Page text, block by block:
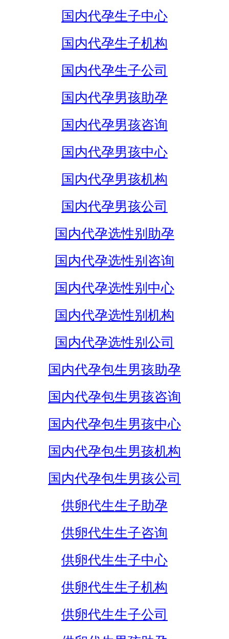
国内代孕生子中心
国内代孕生子机构
国内代孕生子公司
国内代孕男孩助孕
国内代孕男孩咨询
国内代孕男孩中心
国内代孕男孩机构
国内代孕男孩公司
国内代孕选性别助孕
国内代孕选性别咨询
国内代孕选性别中心
国内代孕选性别机构
国内代孕选性别公司
国内代孕包生男孩助孕
国内代孕包生男孩咨询
国内代孕包生男孩中心
国内代孕包生男孩机构
国内代孕包生男孩公司
供卵代生生子助孕
供卵代生生子咨询
供卵代生生子中心
供卵代生生子机构
供卵代生生子公司